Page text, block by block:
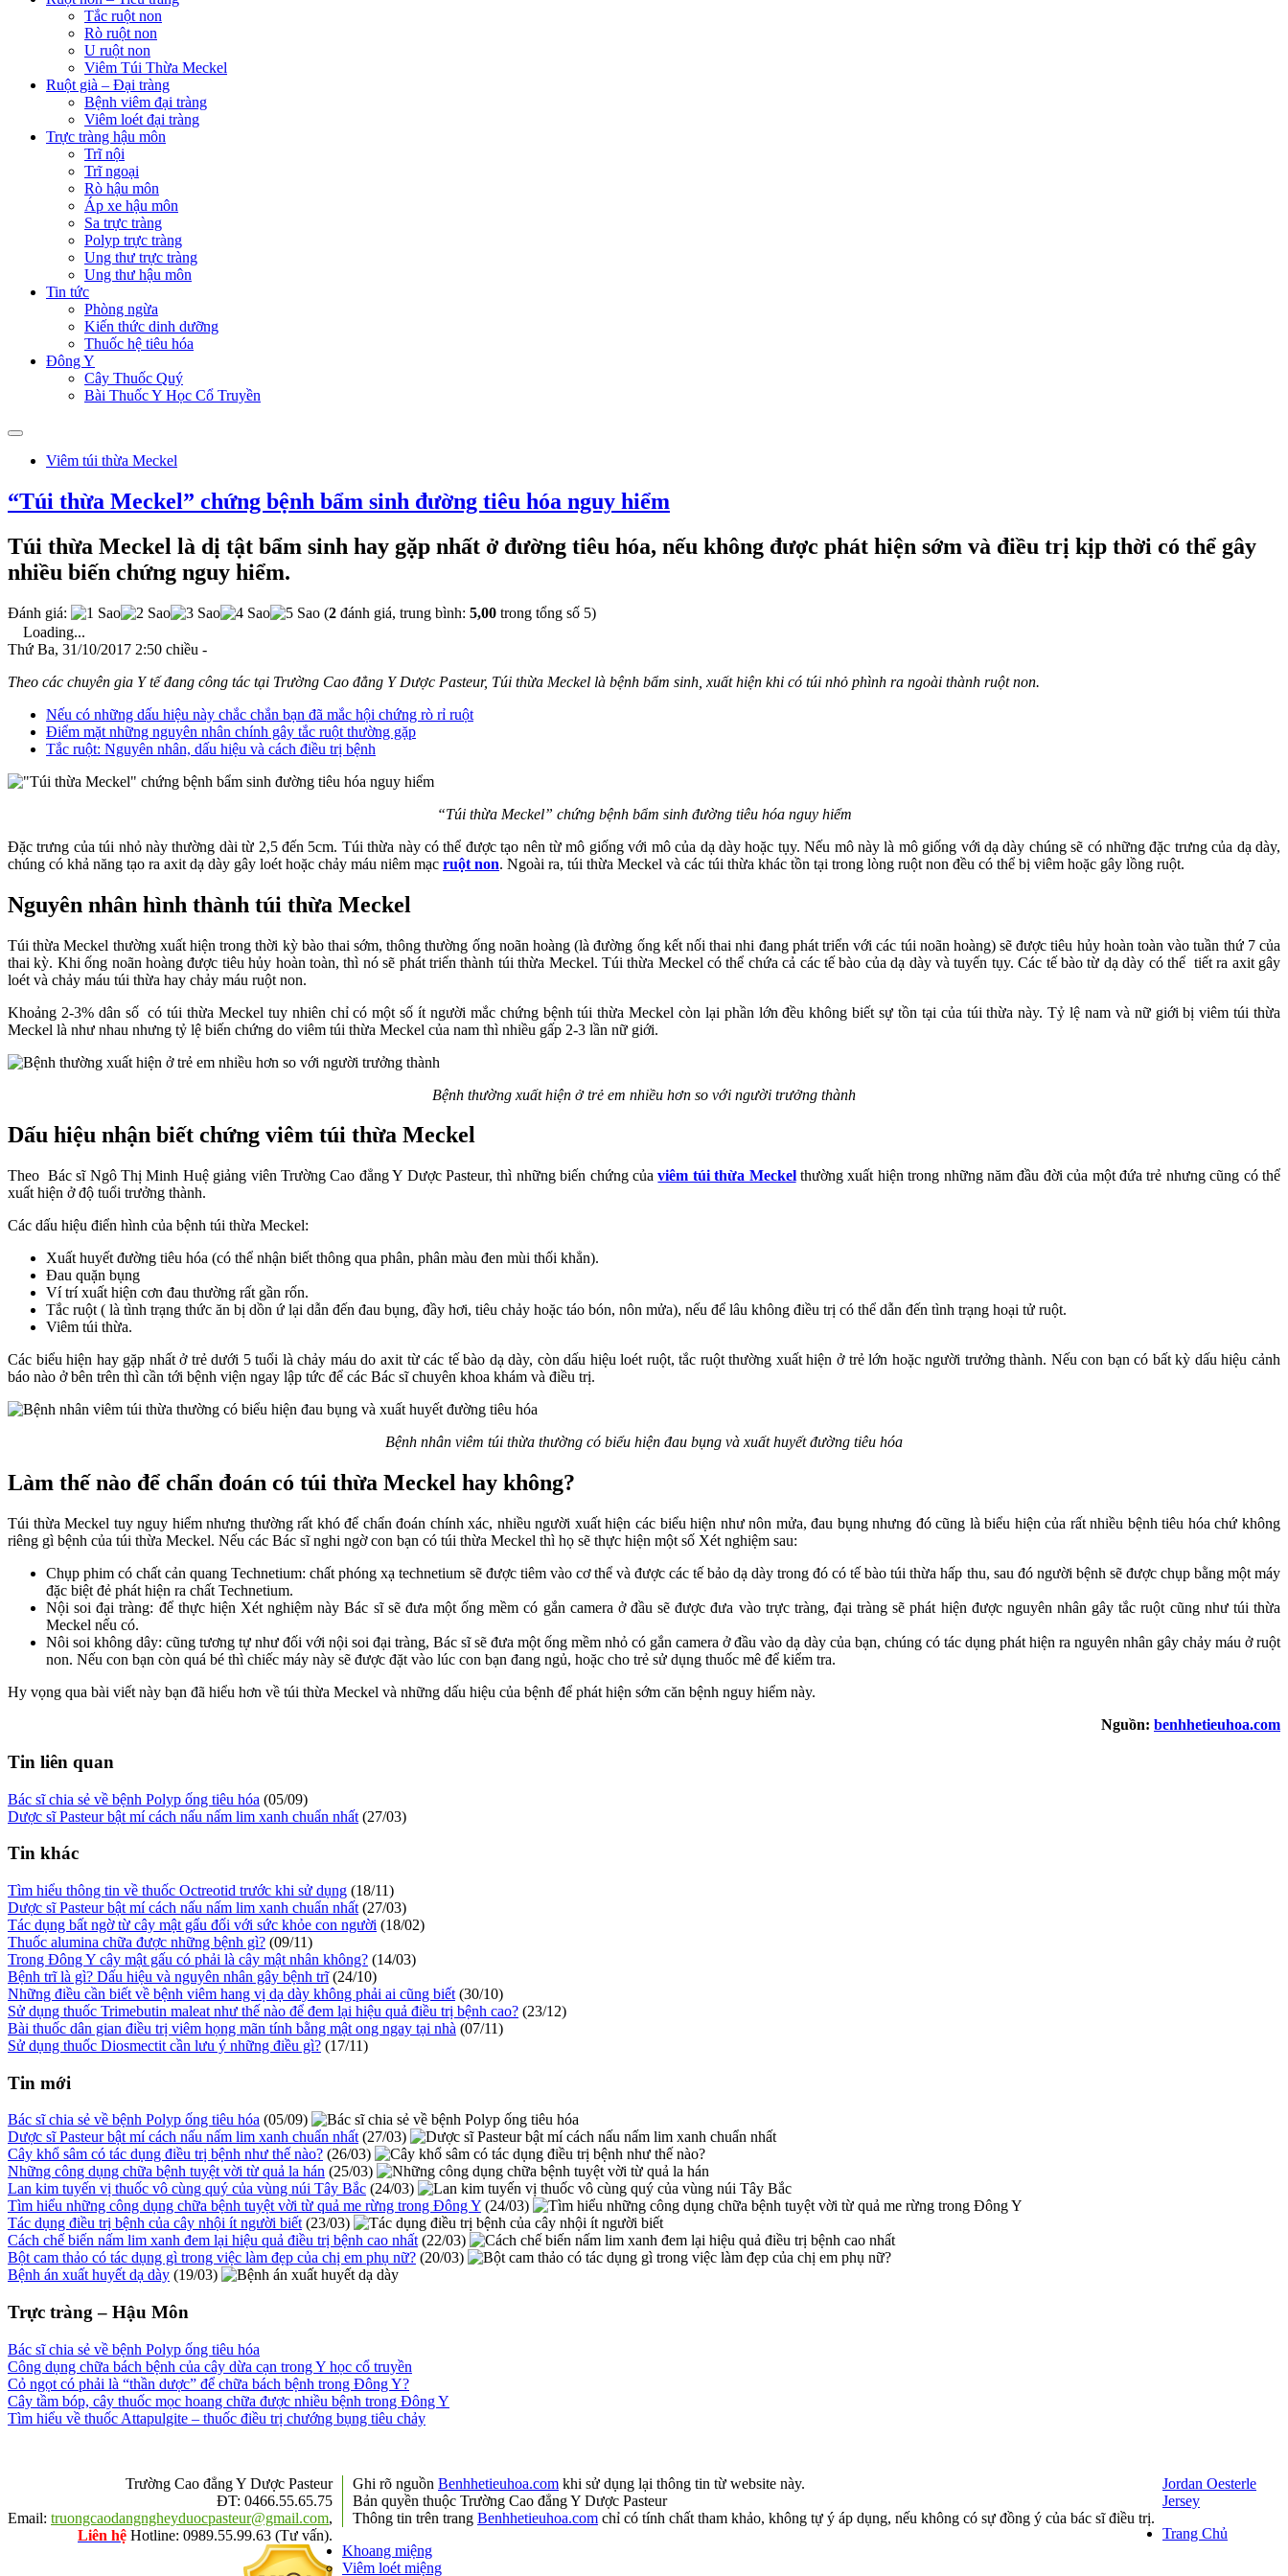
Tắc ruột non
Rò ruột non
U ruột non
Viêm Túi Thừa Meckel
Ruột già – Đại tràng
Bệnh viêm đại tràng
Viêm loét đại tràng
Trực tràng hậu môn
Trĩ nội
Trĩ ngoại
Rò hậu môn
Áp xe hậu môn
Sa trực tràng
Polyp trực tràng
Ung thư trực tràng
Ung thư hậu môn
Tin tức
Phòng ngừa
Kiến thức dinh dưỡng
Thuốc hệ tiêu hóa
Đông Y
Cây Thuốc Quý
Bài Thuốc Y Học Cổ Truyền
Viêm túi thừa Meckel
“Túi thừa Meckel” chứng bệnh bẩm sinh đường tiêu hóa nguy hiểm
Túi thừa Meckel là dị tật bẩm sinh hay gặp nhất ở đường tiêu hóa, nếu không được phát hiện sớm và điều trị kịp thời có thể gây
nhiều biến chứng nguy hiểm.
Đánh giá: (2 đánh giá, trung bình: 5,00 trong tổng số 5)
Loading...
Thứ Ba, 31/10/2017 2:50 chiều -
Theo các chuyên gia Y tế đang công tác tại Trường Cao đẳng Y Dược Pasteur, Túi thừa Meckel là bệnh bẩm sinh, xuất hiện khi có túi nhỏ phình ra ngoài thành ruột non.
Nếu có những dấu hiệu này chắc chắn bạn đã mắc hội chứng rò rỉ ruột
Điểm mặt những nguyên nhân chính gây tắc ruột thường gặp
Tắc ruột: Nguyên nhân, dấu hiệu và cách điều trị bệnh
“Túi thừa Meckel” chứng bệnh bẩm sinh đường tiêu hóa nguy hiểm
Đặc trưng của túi nhỏ này thường dài từ 2,5 đến 5cm. Túi thừa này có thể được tạo nên từ mô giống với mô của dạ dày hoặc tụy. Nếu mô này là mô giống với dạ dày chúng sẽ có những đặc trưng của dạ dày,
chúng có khả năng tạo ra axit dạ dày gây loét hoặc chảy máu niêm mạc ruột non. Ngoài ra, túi thừa Meckel và các túi thừa khác tồn tại trong lòng ruột non đều có thể bị viêm hoặc gây lồng ruột.
Nguyên nhân hình thành túi thừa Meckel
Túi thừa Meckel thường xuất hiện trong thời kỳ bào thai sớm, thông thường ống noãn hoàng (là đường ống kết nối thai nhi đang phát triển với các túi noãn hoàng) sẽ được tiêu hủy hoàn toàn vào tuần thứ 7 của
thai kỳ. Khi ống noãn hoàng được tiêu hủy hoàn toàn, thì nó sẽ phát triển thành túi thừa Meckel. Túi thừa Meckel có thể chứa cả các tế bào của dạ dày và tuyến tụy. Các tế bào từ dạ dày có thể tiết ra axit gây
loét và chảy máu túi thừa hay chảy máu ruột non.
Khoảng 2-3% dân số có túi thừa Meckel tuy nhiên chỉ có một số ít người mắc chứng bệnh túi thừa Meckel còn lại phần lớn đều không biết sự tồn tại của túi thừa này. Tỷ lệ nam và nữ giới bị viêm túi thừa
Meckel là như nhau nhưng tỷ lệ biến chứng do viêm túi thừa Meckel của nam thì nhiều gấp 2-3 lần nữ giới.
Bệnh thường xuất hiện ở trẻ em nhiều hơn so với người trưởng thành
Dấu hiệu nhận biết chứng viêm túi thừa Meckel
Theo Bác sĩ Ngô Thị Minh Huệ giảng viên Trường Cao đẳng Y Dược Pasteur, thì những biến chứng củaviêm túi thừa Meckelthường xuất hiện trong những năm đầu đời của một đứa trẻ nhưng cũng có thể
xuất hiện ở độ tuổi trưởng thành.
Các dấu hiệu điển hình của bệnh túi thừa Meckel:
Xuất huyết đường tiêu hóa (có thể nhận biết thông qua phân, phân màu đen mùi thối khẳn).
Đau quặn bụng
Ví trí xuất hiện cơn đau thường rất gần rốn.
Tắc ruột ( là tình trạng thức ăn bị dồn ứ lại dẫn đến đau bụng, đầy hơi, tiêu chảy hoặc táo bón, nôn mửa), nếu để lâu không điều trị có thể dẫn đến tình trạng hoại tử ruột.
Viêm túi thừa.
Các biểu hiện hay gặp nhất ở trẻ dưới 5 tuổi là chảy máu do axit từ các tế bào dạ dày, còn dấu hiệu loét ruột, tắc ruột thường xuất hiện ở trẻ lớn hoặc người trưởng thành. Nếu con bạn có bất kỳ dấu hiệu cảnh
báo nào ở bên trên thì cần tới bệnh viện ngay lập tức để các Bác sĩ chuyên khoa khám và điều trị.
Bệnh nhân viêm túi thừa thường có biểu hiện đau bụng và xuất huyết đường tiêu hóa
Làm thế nào để chẩn đoán có túi thừa Meckel hay không?
Túi thừa Meckel tuy nguy hiểm nhưng thường rất khó để chẩn đoán chính xác, nhiều người xuất hiện các biểu hiện như nôn mửa, đau bụng nhưng đó cũng là biểu hiện của rất nhiều bệnh tiêu hóa chứ không
riêng gì bệnh của túi thừa Meckel. Nếu các Bác sĩ nghi ngờ con bạn có túi thừa Meckel thì họ sẽ thực hiện một số Xét nghiệm sau:
Chụp phim có chất cản quang Technetium: chất phóng xạ technetium sẽ được tiêm vào cơ thể và được các tế bảo dạ dày trong đó có tế bào túi thừa hấp thu, sau đó người bệnh sẽ được chụp bằng một máy
đặc biệt đẻ phát hiện ra chất Technetium.
Nội soi đại tràng: để thực hiện Xét nghiệm này Bác sĩ sẽ đưa một ống mềm có gắn camera ở đầu sẽ được đưa vào trực tràng, đại tràng sẽ phát hiện được nguyên nhân gây tắc ruột cũng như túi thừa
Meckel nếu có.
Nôi soi không dây: cũng tương tự như đối với nội soi đại tràng, Bác sĩ sẽ đưa một ống mềm nhỏ có gắn camera ở đầu vào dạ dày của bạn, chúng có tác dụng phát hiện ra nguyên nhân gây chảy máu ở ruột
non. Nếu con bạn còn quá bé thì chiếc máy này sẽ được đặt vào lúc con bạn đang ngủ, hoặc cho trẻ sử dụng thuốc mê để kiểm tra.
Hy vọng qua bài viết này bạn đã hiểu hơn về túi thừa Meckel và những dấu hiệu của bệnh để phát hiện sớm căn bệnh nguy hiểm này.
Nguồn: benhhetieuhoa.com
Tin liên quan
Bác sĩ chia sẻ về bệnh Polyp ống tiêu hóa (05/09)
Dược sĩ Pasteur bật mí cách nấu nấm lim xanh chuẩn nhất (27/03)
Tin khác
Tìm hiểu thông tin về thuốc Octreotid trước khi sử dụng (18/11)
Dược sĩ Pasteur bật mí cách nấu nấm lim xanh chuẩn nhất (27/03)
Tác dụng bất ngờ từ cây mật gấu đối với sức khỏe con người (18/02)
Thuốc alumina chữa được những bệnh gì? (09/11)
Trong Đông Y cây mật gấu có phải là cây mật nhân không? (14/03)
Bệnh trĩ là gì? Dấu hiệu và nguyên nhân gây bệnh trĩ(24/10)
Những điều cần biết về bệnh viêm hang vị dạ dày không phải ai cũng biết (30/10)
Sử dụng thuốc Trimebutin maleat như thế nào để đem lại hiệu quả điều trị bệnh cao? (23/12)
Bài thuốc dân gian điều trị viêm họng mãn tính bằng mật ong ngay tại nhà (07/11)
Sử dụng thuốc Diosmectit cần lưu ý những điều gì? (17/11)
Tin mới
Bác sĩ chia sẻ về bệnh Polyp ống tiêu hóa (05/09)
Dược sĩ Pasteur bật mí cách nấu nấm lim xanh chuẩn nhất(27/03)
Cây khổ sâm có tác dụng điều trị bệnh như thế nào? (26/03)
Những công dụng chữa bệnh tuyệt vời từ quả la hán (25/03)
Lan kim tuyến vị thuốc vô cùng quý của vùng núi Tây Bắc (24/03)
Tìm hiểu những công dụng chữa bệnh tuyệt vời từ quả me rừng trong Đông Y (24/03)
Tác dụng điều trị bệnh của cây nhội ít người biết(23/03)
Cách chế biến nấm lim xanh đem lại hiệu quả điều trị bệnh cao nhất(22/03)
Bột cam thảo có tác dụng gì trong việc làm đẹp của chị em phụ nữ? (20/03)
Bệnh án xuất huyết dạ dày (19/03)
Trực tràng – Hậu Môn
Bác sĩ chia sẻ về bệnh Polyp ống tiêu hóa
Công dụng chữa bách bệnh của cây dừa cạn trong Y học cổ truyền
Cỏ ngọt có phải là “thần dược” để chữa bách bệnh trong Đông Y?
Cây tầm bóp, cây thuốc mọc hoang chữa được nhiều bệnh trong Đông Y
Tìm hiểu về thuốc Attapulgite – thuốc điều trị chướng bụng tiêu chảy
Trường Cao đẳng Y Dược Pasteur
ĐT: 0466.55.65.75
Email: truongcaodangngheyduocpasteur@gmail.com,
Liên hệ Hotline: 0989.55.99.63 (Tư vấn).
Ghi rõ nguồn Benhhetieuhoa.com khi sử dụng lại thông tin từ website này.
Bản quyền thuộc Trường Cao đẳng Y Dược Pasteur
Thông tin trên trang Benhhetieuhoa.com chỉ có tính chất tham khảo, không tự ý áp dụng, nếu không có sự đồng ý của bác sĩ điều trị.
Jordan Oesterle
Jersey
Trang Chủ
Khoang miệng
Viêm loét miệng